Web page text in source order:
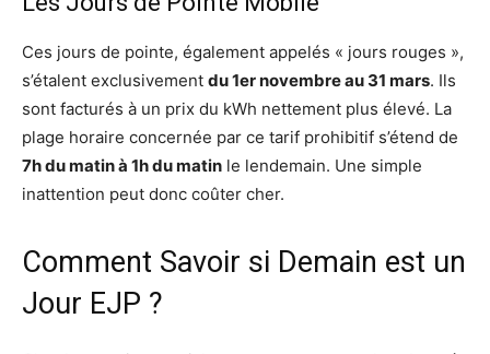
Ces jours de pointe, également appelés « jours rouges »,
s’étalent exclusivement du 1er novembre au 31 mars. Ils
sont facturés à un prix du kWh nettement plus élevé. La
plage horaire concernée par ce tarif prohibitif s’étend de
7h du matin à 1h du matin le lendemain. Une simple
inattention peut donc coûter cher.
Comment Savoir si Demain est un
Jour EJP ?